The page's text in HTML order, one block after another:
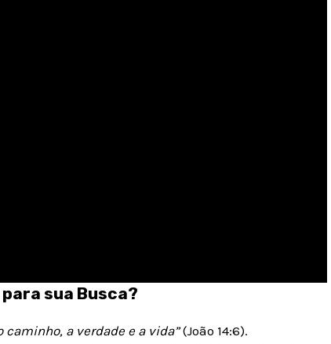
sua Busca?
caminho, a verdade e a vida”(João 14:6).